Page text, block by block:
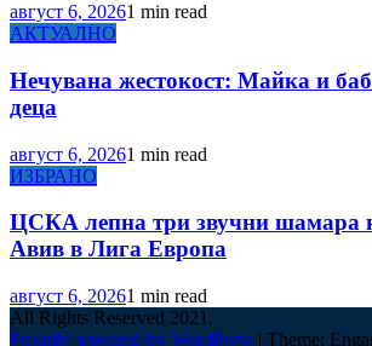
август 6, 20261 min read
АКТУАЛНО
Нечувана жестокост: Майка и
деца
август 6, 20261 min read
ИЗБРАНО
ЦСКА лепна три звучни шамара
Авив в Лига Европа
август 6, 20261 min read
All Rights Reserved 2021.
Proudly powered by WordPress | Theme: